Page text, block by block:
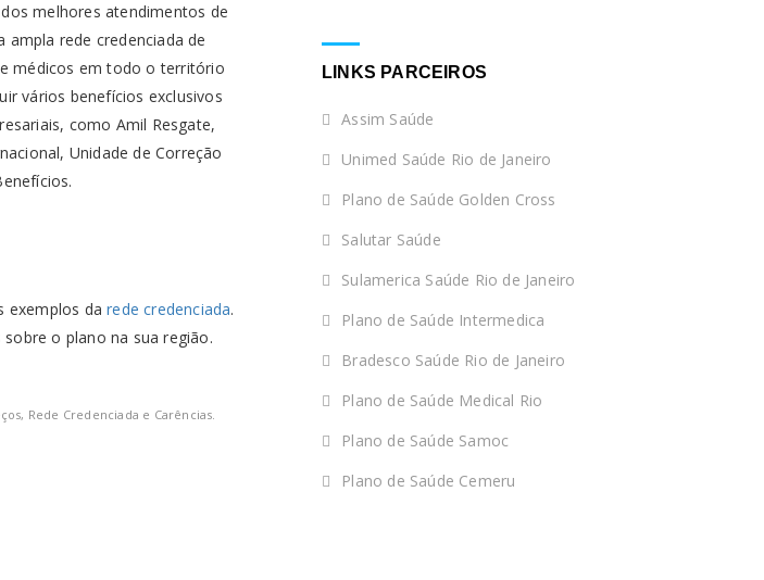
melhores atendimentos de
rede credenciada de
médicos em todo o território
vários benefícios exclusivos
como Amil Resgate,
Unidade de Correção
exemplos darede credenciada.
o plano na sua região.
Rede Credenciada e Carências.
LINKS PARCEIROS
Assim Saúde
Unimed Saúde Rio de Janeiro
Plano de Saúde Golden Cross
Salutar Saúde
Sulamerica Saúde Rio de Janeiro
Plano de Saúde Intermedica
Bradesco Saúde Rio de Janeiro
Plano de Saúde Medical Rio
Plano de Saúde Samoc
Plano de Saúde Cemeru